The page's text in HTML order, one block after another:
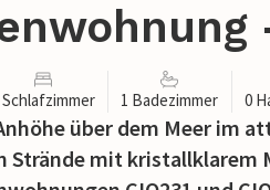
Schlafzimmer 1 Badezimmer 0
über dem Meer im
Strände mit kristallklarem